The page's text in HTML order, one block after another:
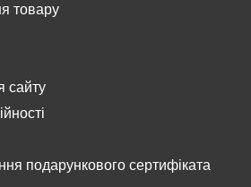
товару
сайту
подарункового сертифіката